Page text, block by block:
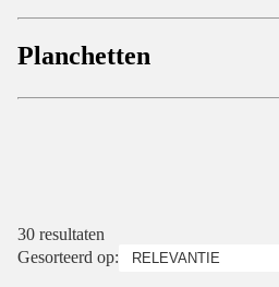
Planchetten
30 resultaten
Gesorteerd op: